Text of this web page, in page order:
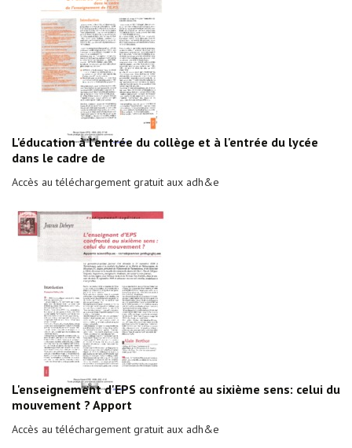
L'éducation à l'entrée du collège et à l'entrée du lycée
dans le cadre de
Accès au téléchargement gratuit aux adh&e
L'enseignement d'EPS confronté au sixième sens: celui du
mouvement ? Apport
Accès au téléchargement gratuit aux adh&e